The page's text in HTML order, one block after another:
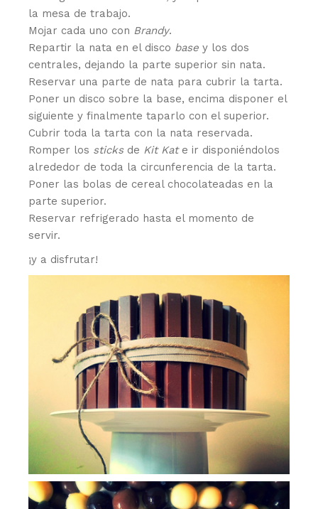
la mesa de trabajo.
Mojar cada uno con Brandy.
Repartir la nata en el disco basey los dos
centrales, dejando la parte superior sin nata.
Reservar una parte de nata para cubrir la tarta.
Poner un disco sobre la base, encima disponer el
siguiente y finalmente taparlo con el superior.
Cubrir toda la tarta con la nata reservada.
Romper los sticksde Kit Kate ir disponiéndolos
alrededor de toda la circunferencia de la tarta.
Poner las bolas de cereal chocolateadas en la
parte superior.
Reservar refrigerado hasta el momento de
servir.
¡y a disfrutar!